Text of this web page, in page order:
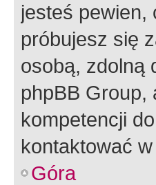
jesteś pewien,
próbujesz się
osobą, zdolną
phpBB Group,
kompetencji
kontaktować
Góra